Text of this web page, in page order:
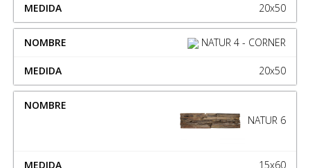
20x50
NATUR 4 - CORNER
20x50
NATUR 6
15x60